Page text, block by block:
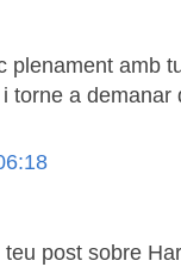
plenament amb
torne a
post sobre